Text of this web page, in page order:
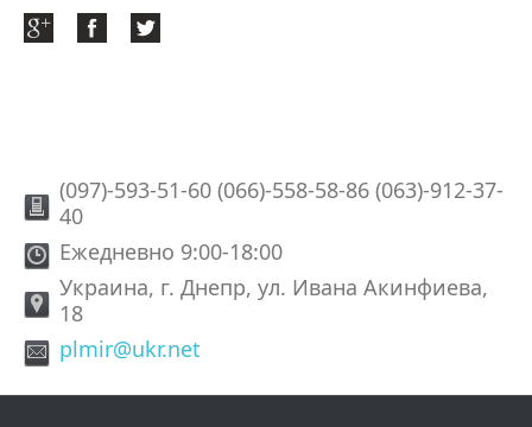
(097)-593-51-60 (066)-558-58-86 (063)-912-37-
40
Ежедневно 9:00-18:00
Украина, г. Днепр, ул. Ивана Акинфиева,
18
plmir@ukr.net